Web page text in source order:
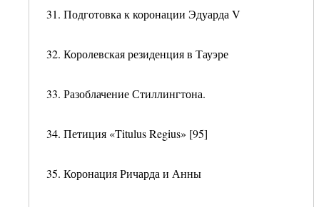
31. Подготовка к коронации Эдуарда V
32. Королевская резиденция в Тауэре
33. Разоблачение Стиллингтона.
34. Петиция «Titulus Regius» [95]
35. Коронация Ричарда и Анны